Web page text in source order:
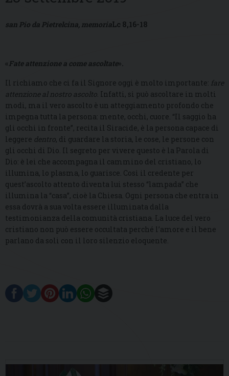
san Pio da Pietrelcina, memoriaLc 8,16-18
«Fate attenzione a come ascoltate».
Il richiamo che ci fa il Signore oggi è molto importante: fare
attenzione al nostro ascolto. Infatti, si può ascoltare in molti
modi, ma il vero ascolto è un atteggiamento profondo che
impegna tutta la persona: mente, occhi, cuore. “Il saggio ha
gli occhi in fronte”, recita il Siracide, è la persona capace di
leggere dentro, di guardare la storia, le cose, le persone con
gli occhi di Dio. Il segreto per vivere questo è la Parola di
Dio: è lei che accompagna il cammino del cristiano, lo
illumina, lo plasma, lo guarisce. Così il credente per
quest’ascolto attento diventa lui stesso “lampada” che
illumina la “casa”, cioè la Chiesa. Ogni persona che entra in
essa dovrà a sua volta essere illuminata dalla
testimonianza della comunità cristiana. La luce del vero
cristiano non può essere occultata perché l’amore e il bene
parlano da soli con il loro silenzio eloquente.